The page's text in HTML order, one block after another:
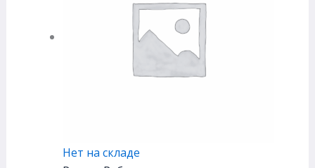
Нет на складе